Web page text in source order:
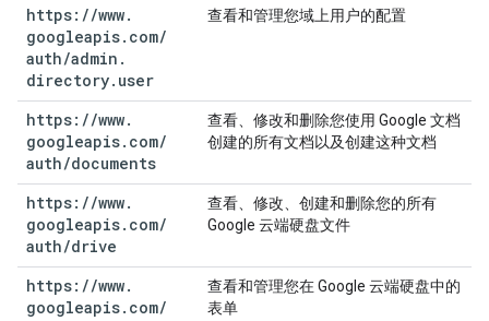
https: //www.
googleapis. com/
auth/admin .
directory. user
查看和管理您域上用户的配置
https: //www.
googleapis. com/
auth/documents
查看、修改和删除您使用 Google 文档
创建的所有文档以及创建这种文档
https: //www.
googleapis. com/
auth/drive
查看、修改、创建和删除您的所有
Google 云端硬盘文件
https: //www.
googleapis. com/
查看和管理您在 Google 云端硬盘中的
表单